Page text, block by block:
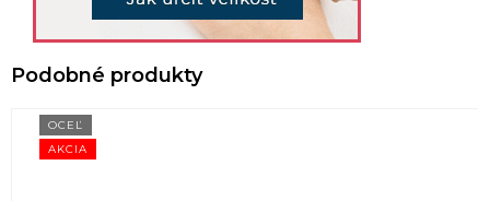
AKCIA
OCEĽ